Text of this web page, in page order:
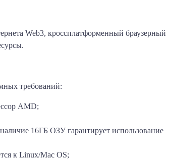
Web3, кроссплатформенный браузерный
требований:
AMD;
16ГБ ОЗУ гарантирует использование
к Linux/Mac OS;